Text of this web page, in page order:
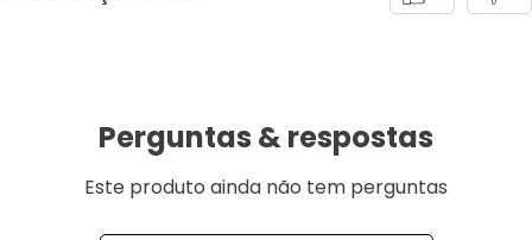
Perguntas & respostas
Este produto ainda não tem perguntas